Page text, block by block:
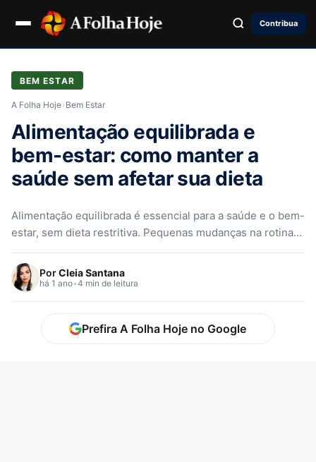
Contribua
BEM ESTAR
A Folha Hoje› Bem Estar
Alimentação equilibrada e
bem-estar: como manter a
saúde sem afetar sua dieta
Alimentação equilibrada é essencial para a saúde e o bem-
estar, sem dieta restritiva. Pequenas mudanças na rotina
PorCleia Santana
há 1 ano•4 min de leitura
Prefira A Folha Hoje no Google